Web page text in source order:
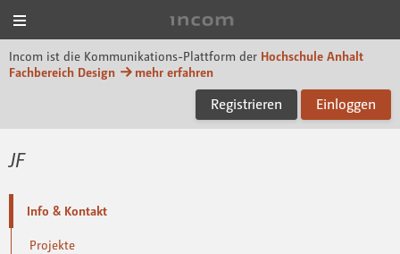
Incom ist die Kommunikations-Plattform der Hochschule Anhalt
Fachbereich Design
mehr erfahren
Registrieren Einloggen
JF
Info & Kontakt
Projekte